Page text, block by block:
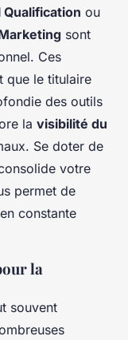
ou
sont
Ces
que le titulaire
des outils
la visibilité du
Se doter de
votre
permet de
constante
la
souvent